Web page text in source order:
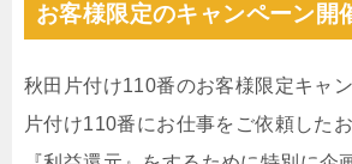
お客様限定のキャンペーン開
秋田片付け110番のお客様限定キャ
片付け110番にお仕事をご依頼した